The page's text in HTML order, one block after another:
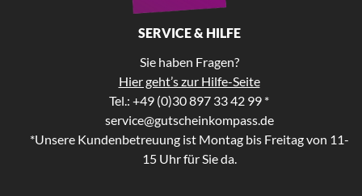
SERVICE & HILFE
Sie haben Fragen?
Hier geht’s zur Hilfe-Seite
Tel.: +49 (0)30 897 33 42 99 *
service@gutscheinkompass.de
*Unsere Kundenbetreuung ist Montag bis Freitag von 11-
15 Uhr für Sie da.